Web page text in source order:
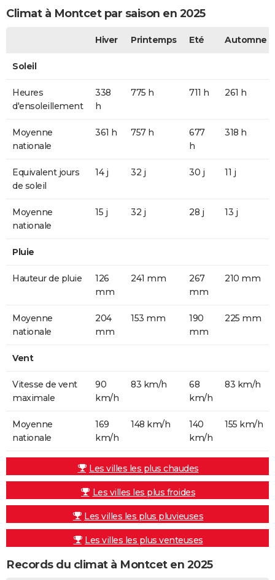
Climat à Montcet par saison en 2025
Hiver Printemps Eté Automne
Soleil
Heures
d'ensoleillement
338
h
775 h 711 h 261 h
Moyenne
nationale
361 h 757 h
677
h
318 h
Equivalent jours
de soleil
14 j 32 j 30 j 11 j
Moyenne
nationale
15 j 32 j 28 j 13 j
Pluie
Hauteur de pluie
126
mm
241 mm
267
mm
210 mm
Moyenne
nationale
204
mm
153 mm
190
mm
225 mm
Vent
Vitesse de vent
maximale
90
km/h
83 km/h
68
km/h
83 km/h
Moyenne
nationale
169
km/h
148 km/h
140
km/h
155 km/h
Les villes les plus chaudes
Les villes les plus froides
Les villes les plus pluvieuses
Les villes les plus venteuses
Records du climat à Montcet en 2025